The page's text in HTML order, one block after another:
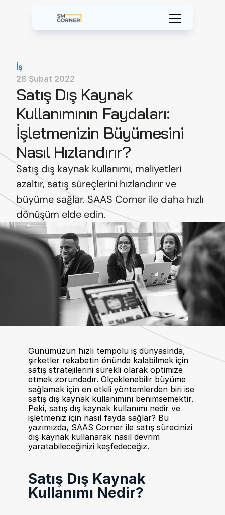
İş
28 Şubat 2022
Satış Dış Kaynak
Kullanımının Faydaları:
İşletmenizin Büyümesini
Nasıl Hızlandırır?
Satış dış kaynak kullanımı, maliyetleri
azaltır, satış süreçlerini hızlandırır ve
büyüme sağlar. SAAS Corner ile daha hızlı
dönüşüm elde edin.
Günümüzün hızlı tempolu iş dünyasında,
şirketler rekabetin önünde kalabilmek için
satış stratejilerini sürekli olarak optimize
etmek zorundadır. Ölçeklenebilir büyüme
sağlamak için en etkili yöntemlerden biri ise
satış dış kaynak kullanımını benimsemektir.
Peki, satış dış kaynak kullanımı nedir ve
işletmeniz için nasıl fayda sağlar? Bu
yazımızda, SAAS Corner ile satış sürecinizi
dış kaynak kullanarak nasıl devrim
yaratabileceğinizi keşfedeceğiz.
Satış Dış Kaynak
Kullanımı Nedir?